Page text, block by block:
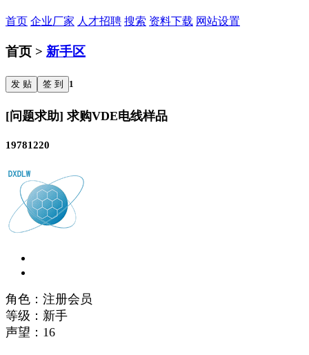
首页 企业厂家 人才招聘 搜索 资料下载 网站设置
首页 > 新手区
发 贴 签 到 1
[问题求助] 求购VDE电线样品
19781220
角色：注册会员
等级：新手
声望： 16